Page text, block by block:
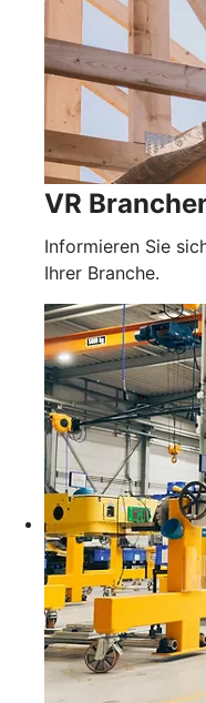
VR
Informieren Sie
Ihrer Branche.